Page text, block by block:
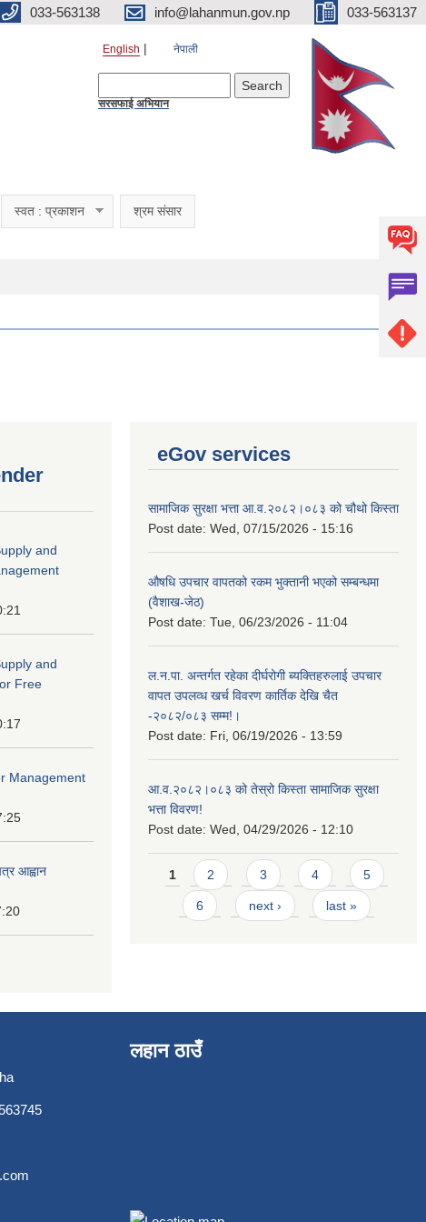
033-563138 info@lahanmun.gov.np 033-563137
English नेपाली
सरसफाई अभियान
स्वत : प्रकाशन श्रम संसार
and
and
Free
Management
आह्वान
eGov services
सामाजिक सुरक्षा भत्ता आ.व.२०८२।०८३ को चौथो किस्ता
Post date: Wed, 07/15/2026 - 15:16
औषधि उपचार वापतको रकम भुक्तानी भएको सम्बन्धमा
(वैशाख-जेठ)
Post date: Tue, 06/23/2026 - 11:04
ल.न.पा. अन्तर्गत रहेका दीर्घरोगी ब्यक्तिहरुलाई उपचार
वापत उपलव्ध खर्च विवरण कार्तिक देखि चैत
-२०८२/०८३ सम्म!।
Post date: Fri, 06/19/2026 - 13:59
आ.व.२०८२।०८३ को तेस्रो किस्ता सामाजिक सुरक्षा
भत्ता विवरण!
Post date: Wed, 04/29/2026 - 12:10
Pages
1 2 3 4 5
6 next › last »
लहान ठाउँ